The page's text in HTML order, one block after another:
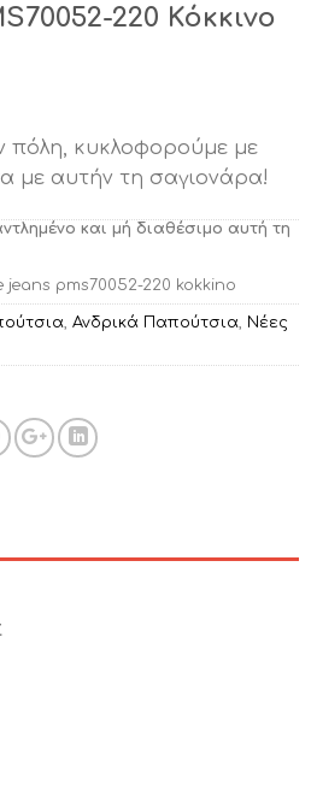
220 Κόκκινο
πόλη, κυκλοφορούμε με
με αυτήν τη σαγιονάρα!
και μή διαθέσιμο αυτή τη
jeans pms70052-220 kokkino
, Ανδρικά Παπούτσια, Νέες